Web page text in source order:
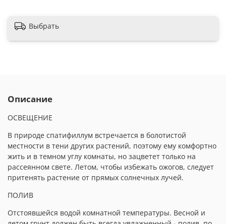
Выбрать
Описание
ОСВЕЩЕНИЕ
В природе спатифиллум встречается в болотистой
местности в тени других растений, поэтому ему комфортно
жить и в темном углу комнаты, но зацветет только на
рассеянном свете. Летом, чтобы избежать ожогов, следует
притенять растение от прямых солнечных лучей.
ПОЛИВ
Отстоявшейся водой комнатной температуры. Весной и